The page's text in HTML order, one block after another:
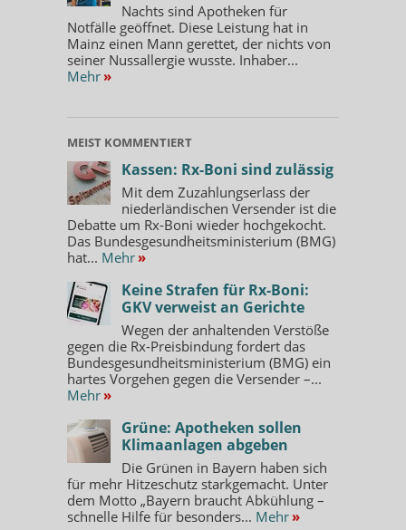
Nachts sind Apotheken für
Notfälle geöffnet. Diese Leistung hat in
Mainz einen Mann gerettet, der nichts von
seiner Nussallergie wusste. Inhaber...
Mehr »
MEIST KOMMENTIERT
Kassen: Rx-Boni sind zulässig
Mit dem Zuzahlungserlass der
niederländischen Versender ist die
Debatte um Rx-Boni wieder hochgekocht.
Das Bundesgesundheitsministerium (BMG)
hat... Mehr »
Keine Strafen für Rx-Boni:
GKV verweist an Gerichte
Wegen der anhaltenden Verstöße
gegen die Rx-Preisbindung fordert das
Bundesgesundheitsministerium (BMG) ein
hartes Vorgehen gegen die Versender –...
Mehr »
Grüne: Apotheken sollen
Klimaanlagen abgeben
Die Grünen in Bayern haben sich
für mehr Hitzeschutz starkgemacht. Unter
dem Motto „Bayern braucht Abkühlung –
schnelle Hilfe für besonders... Mehr »